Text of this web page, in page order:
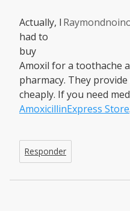
Actually, I
had to
buy
Amoxil for a toothache
pharmacy. They
cheaply. If you need
AmoxicillinExpress Store
Responder